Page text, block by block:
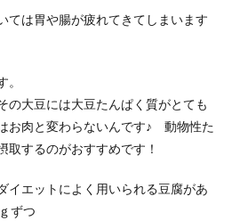
ては胃や腸が疲れてきてしまいます
の大豆には大豆たんぱく質がとても
お肉と変わらないんです♪ 動物性た
取するのがおすすめです！
イエットによく用いられる豆腐があ
ずつ